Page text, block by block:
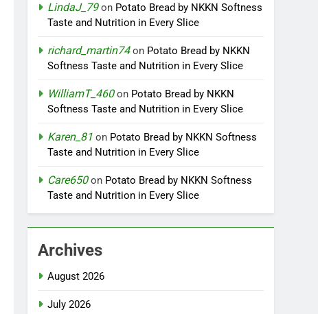
LindaJ_79on Potato Bread by NKKN Softness
Taste and Nutrition in Every Slice
richard_martin74on Potato Bread by NKKN
Softness Taste and Nutrition in Every Slice
WilliamT_460on Potato Bread by NKKN
Softness Taste and Nutrition in Every Slice
Karen_81 on Potato Bread by NKKN Softness
Taste and Nutrition in Every Slice
Care650on Potato Bread by NKKN Softness
Taste and Nutrition in Every Slice
Archives
August 2026
July 2026